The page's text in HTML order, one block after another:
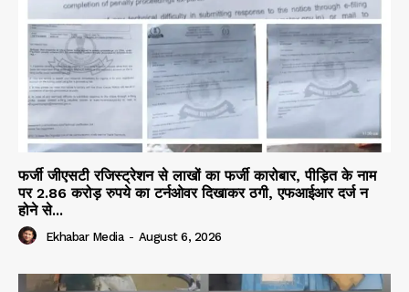
फर्जी जीएसटी रजिस्ट्रेशन से लाखों का फर्जी कारोबार, पीड़ित के नाम
पर 2.86 करोड़ रुपये का टर्नओवर दिखाकर ठगी, एफआईआर दर्ज न
होने से...
Ekhabar Media - August 6, 2026